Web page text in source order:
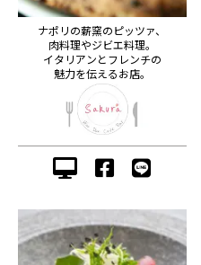
ナポリの薪窯のピッツァ、
肉料理やジビエ料理。
イタリアンとフレンチの
魅力を伝えるお店。